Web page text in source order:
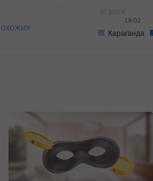
18/02
Караганда